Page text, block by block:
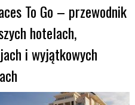
To Go – przewodnik
hotelach,
i wyjątkowych